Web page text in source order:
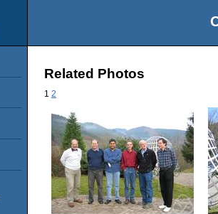
Related Photos
1 2